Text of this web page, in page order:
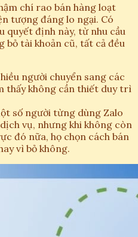
chí rao bán hàng loạt
tượng đáng lo ngại. Có
quyết định này, từ nhu cầu
bỏ tài khoản cũ, tất cả đều
người chuyển sang các
thấy không cần thiết duy trì
số người từng dùng Zalo
vụ, nhưng khi không còn
đó nữa, họ chọn cách bán
vì bỏ không.